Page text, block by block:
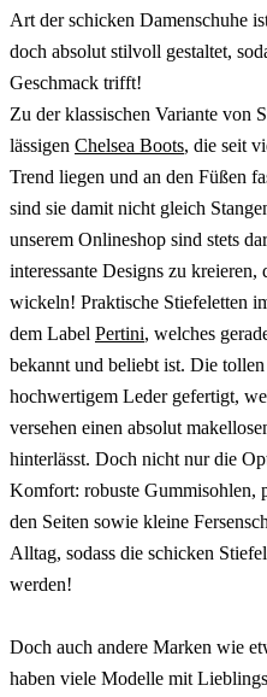
Art der schicken Damenschuhe
doch absolut stilvoll gestaltet,
Geschmack trifft!
Zu der klassischen Variante von
lässigen Chelsea Boots, die seit
Trend liegen und an den Füßen
sind sie damit nicht gleich
unserem Onlineshop sind stets
interessante Designs zu
wickeln! Praktische Stiefeletten
dem Label Pertini, welches
bekannt und beliebt ist. Die
hochwertigem Leder gefertigt,
versehen einen absolut
hinterlässt. Doch nicht nur die
Komfort: robuste Gummisohlen,
den Seiten sowie kleine
Alltag, sodass die schicken
werden!
Doch auch andere Marken wie
haben viele Modelle mit